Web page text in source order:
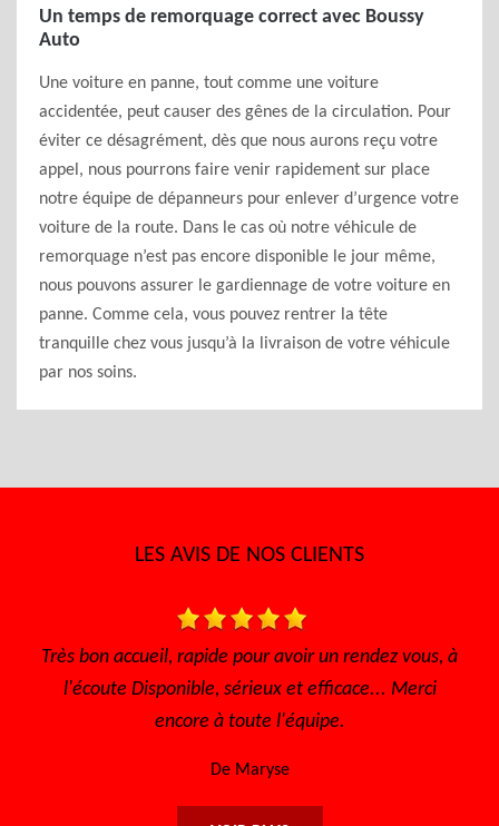
Un temps de remorquage correct avec Boussy
Auto
Une voiture en panne, tout comme une voiture
accidentée, peut causer des gênes de la circulation. Pour
éviter ce désagrément, dès que nous aurons reçu votre
appel, nous pourrons faire venir rapidement sur place
notre équipe de dépanneurs pour enlever d’urgence votre
voiture de la route. Dans le cas où notre véhicule de
remorquage n’est pas encore disponible le jour même,
nous pouvons assurer le gardiennage de votre voiture en
panne. Comme cela, vous pouvez rentrer la tête
tranquille chez vous jusqu’à la livraison de votre véhicule
par nos soins.
LES AVIS DE NOS CLIENTS
Très bon accueil, rapide pour avoir un rendez vous, à
l'écoute Disponible, sérieux et efficace... Merci
encore à toute l'équipe.
De Maryse